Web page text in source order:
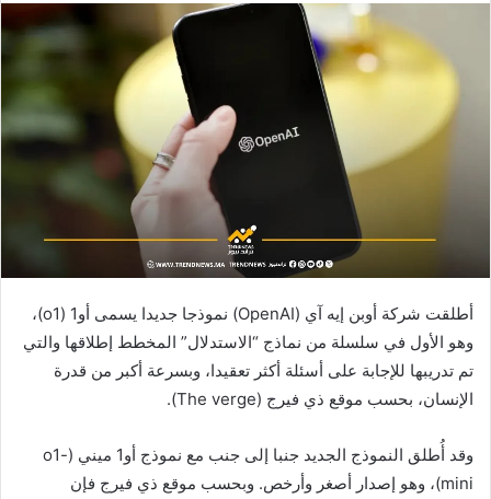
أطلقت شركة أوبن إيه آي (OpenAI) نموذجا جديدا يسمى أو1 (o1)،
وهو الأول في سلسلة من نماذج “الاستدلال” المخطط إطلاقها والتي
تم تدريبها للإجابة على أسئلة أكثر تعقيدا، وبسرعة أكبر من قدرة
الإنسان، بحسب موقع ذي فيرج (The verge).
وقد أُطلق النموذج الجديد جنبا إلى جنب مع نموذج أو1 ميني (o1-
mini)، وهو إصدار أصغر وأرخص. وبحسب موقع ذي فيرج فإن